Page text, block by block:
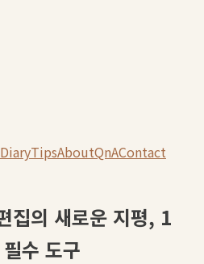
DiaryTipsAboutQnAContact
의 새로운 지평, 1
수 도구